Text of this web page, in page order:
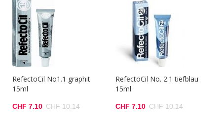
RefectoCil No1.1 graphit
15ml
CHF 7.10 CHF 10.14
RefectoCil No. 2.1 tiefblau
15ml
CHF 7.10 CHF 10.14